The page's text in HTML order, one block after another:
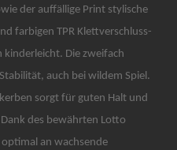
der auffällige Print stylische
farbigen TPR Klettverschluss-
kinderleicht. Die zweifach
auch bei wildem Spiel.
sorgt für guten Halt und
des bewährten Lotto
an wachsende